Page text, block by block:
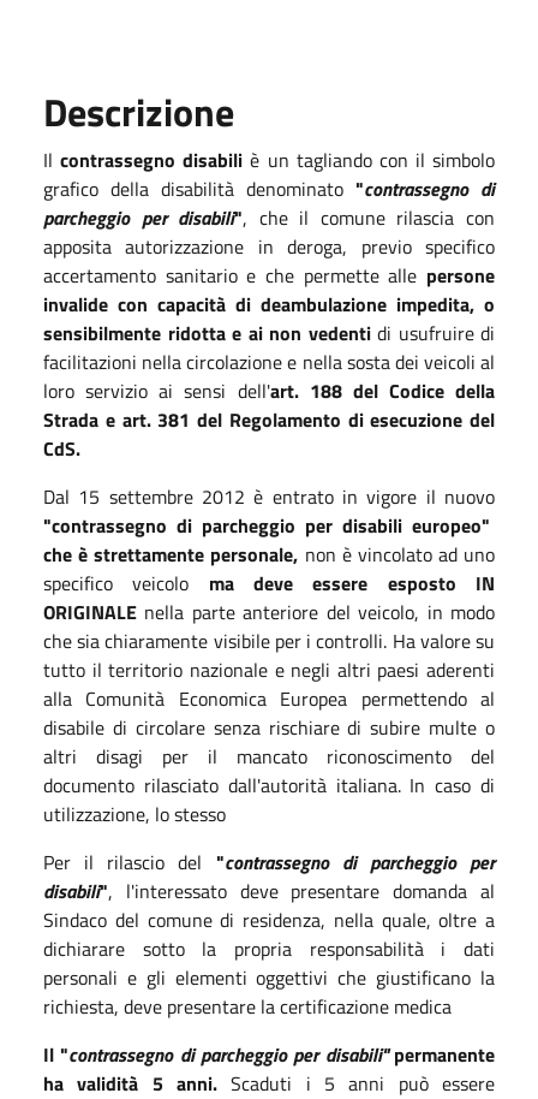
Descrizione
Ilcontrassegno disabili è un tagliando con il simbolo
grafico della disabilità denominato "contrassegno di
parcheggio per disabili", che il comune rilascia con
apposita autorizzazione in deroga, previo specifico
accertamento sanitario e che permette alle persone
invalide con capacità di deambulazione impedita, o
sensibilmente ridotta e ai non vedenti di usufruire di
facilitazioni nella circolazione e nella sosta dei veicoli al
loro servizio ai sensi dell'art. 188 del Codice della
Strada e art. 381 del Regolamento di esecuzione del
CdS.
Dal 15 settembre 2012 è entrato in vigore il nuovo
"contrassegno di parcheggio per disabili europeo"
che è strettamente personale, non è vincolato ad uno
specifico veicolo ma deve essere esposto IN
ORIGINALE nella parte anteriore del veicolo, in modo
che sia chiaramente visibile per i controlli. Ha valore su
tutto il territorio nazionale e negli altri paesi aderenti
alla Comunità Economica Europea permettendo al
disabile di circolare senza rischiare di subire multe o
altri disagi per il mancato riconoscimento del
documento rilasciato dall'autorità italiana. In caso di
utilizzazione, lo stesso
Per il rilascio del "contrassegno di parcheggio per
disabili", l'interessato deve presentare domanda al
Sindaco del comune di residenza, nella quale, oltre a
dichiarare sotto la propria responsabilità i dati
personali e gli elementi oggettivi che giustificano la
richiesta, deve presentare la certificazione medica
Il"contrassegno di parcheggio per disabili"permanente
ha validità 5 anni. Scaduti i 5 anni può essere